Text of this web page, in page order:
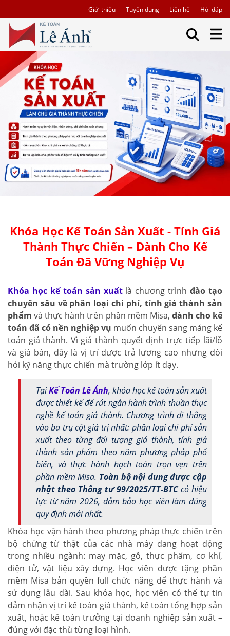
Giới thiệu Tuyển dụng Liên hệ Hỏi đáp
Khóa Học Kế Toán Sản Xuất - Tính Giá
Thành Thực Chiến – Dành Cho Kế
Toán Đã Vững Nghiệp Vụ
Khóa học kế toán sản xuấtlà chương trìnhđào tạo
chuyên sâu về phân loại chi phí, tính giá thành sản
phẩm và thực hành trên phần mềm Misa, dành cho kế
toán đã có nền nghiệp vụ muốn chuyển sang mảng kế
toán giá thành. Vì giá thành quyết định trực tiếp lãi/lỗ
và giá bán, đây là vị trí được trả lương cao nhưng đòi
hỏi kỹ năng thực chiến mà trường lớp ít dạy.
TạiKế Toán Lê Ánh, khóa học kế toán sản xuất
được thiết kế để rút ngắn hành trình thuần thục
nghề kế toán giá thành. Chương trình đi thẳng
vào ba trụ cột giá trị nhất: phân loại chi phí sản
xuất theo từng đối tượng giá thành, tính giá
thành sản phẩm theo năm phương pháp phổ
biến, và thực hành hạch toán trọn vẹn trên
phần mềm Misa. Toàn bộ nội dung được cập
nhật theo Thông tư 99/2025/TT-BTCcó hiệu
lực từ năm 2026, đảm bảo học viên làm đúng
quy định mới nhất.
Khóa học vận hành theo phương pháp thực chiến trên
bộ chứng từ thật của các nhà máy đang hoạt động
trong nhiều ngành: may mặc, gỗ, thực phẩm, cơ khí,
điện tử, vật liệu xây dựng. Học viên được tặng phần
mềm Misa bản quyền full chức năng để thực hành và
sử dụng lâu dài. Sau khóa học, học viên có thể tự tin
đảm nhận vị trí kế toán giá thành, kế toán tổng hợp sản
xuất, hoặc kế toán trưởng tại doanh nghiệp sản xuất –
đúng với đặc thù từng loại hình.